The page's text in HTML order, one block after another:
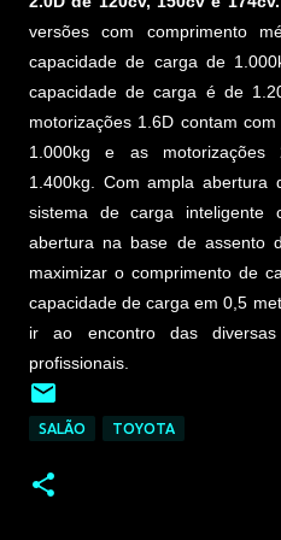
versões com comprimento
capacidade de carga de
capacidade de carga é de
motorizações 1.6D contam
1.000kg e as motorizações
1.400kg. Com ampla abertura
sistema de carga inteligente
abertura na base de assento
maximizar o comprimento de
capacidade de carga em 0,5
ir ao encontro das diversas
profissionais.
SALÃO TOYOTA